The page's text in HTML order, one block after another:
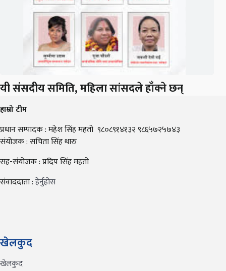
यी संसदीय समिति, महिला सांसदले हाँक्ने छन्
हाम्रो टीम
प्रधान सम्पादक : महेश सिंह महतो ९८०८९१४१३२ ९८६५७२५७४३
संयोजक : सचिता सिंह थारु
सह-संयोजक : प्रदिप सिंह महतो
संवाददाता :हेर्नुहोस
खेलकुद
खेलकुद